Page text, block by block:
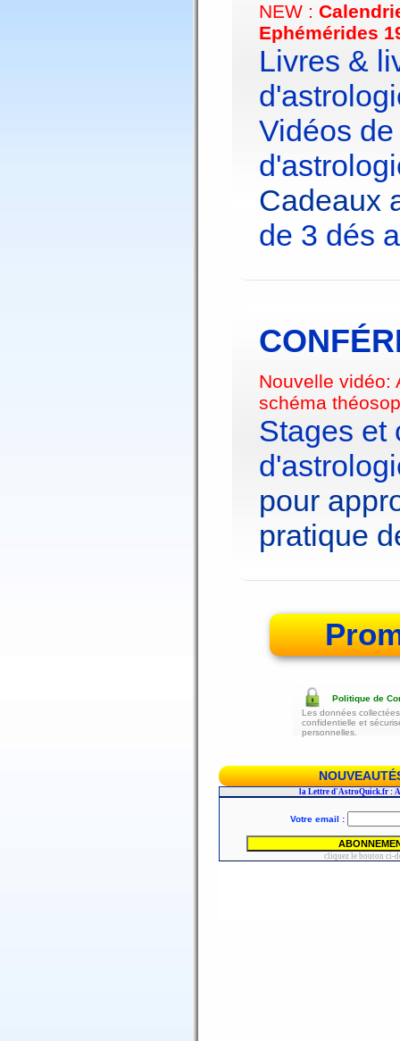
NEW :
Ephémérides
Livres &
Vidéos
Cadeaux
de 3 dés
Nouvelle vidéo:
schéma
Stages et
pour
pratique
Politique de
Les données
confidentielle et
personnelles.